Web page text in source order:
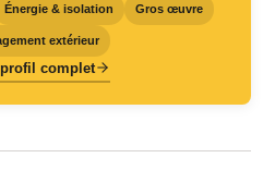
Énergie & isolation Gros œuvre
extérieur
complet